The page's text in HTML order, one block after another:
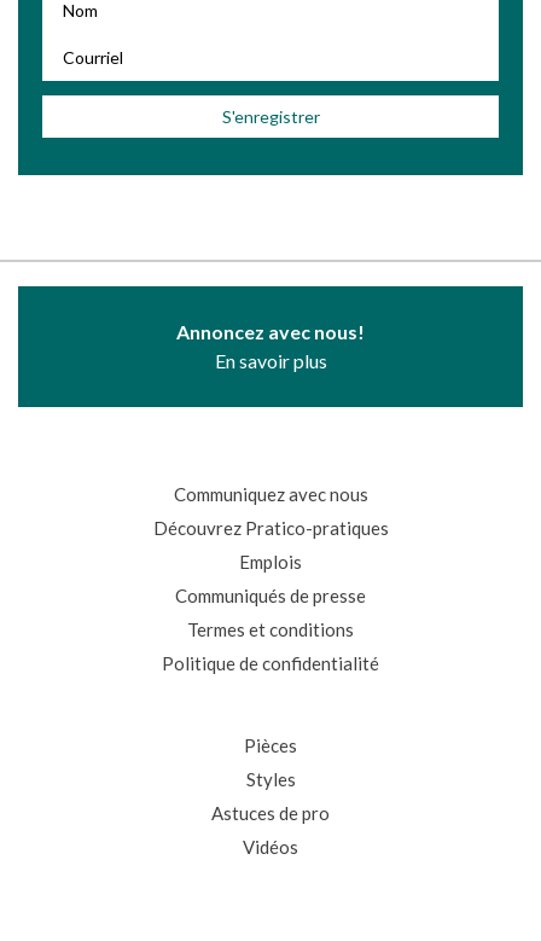
Annoncez avec nous!
En savoir plus
Communiquez avec nous
Découvrez Pratico-pratiques
Emplois
Communiqués de presse
Termes et conditions
Politique de confidentialité
Pièces
Styles
Astuces de pro
Vidéos